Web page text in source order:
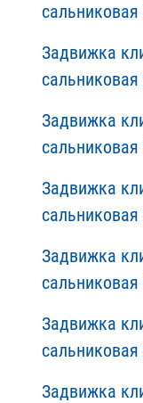
сальниковая
Задвижка
сальниковая
Задвижка
сальниковая
Задвижка
сальниковая
Задвижка
сальниковая
Задвижка
сальниковая
Задвижка